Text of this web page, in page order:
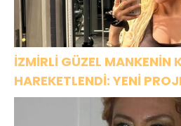
İZMİRLİ GÜZEL MANKENİN
HAREKETLENDİ: YENİ